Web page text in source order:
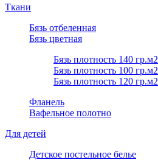
Ткани
Бязь отбеленная
Бязь цветная
Бязь плотность 140 гр.м2
Бязь плотность 100 гр.м2
Бязь плотность 120 гр.м2
Фланель
Вафельное полотно
Для детей
Детское постельное белье